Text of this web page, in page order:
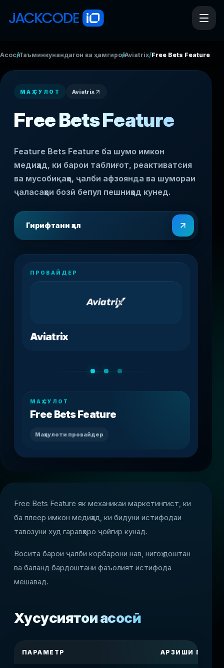
Асосӣ/Таъминкунандагон ва ҳамгироӣ/Aviatrix/Free Bets Feature
МАҲСУЛОТ Aviatrix
Free Bets Feature
Feature Bets Feature ба шумо имкон
медиҳад, ки барои таблиғот, реактиватсия
ва мусобиқаҳо, ҷалби афзоянда ва шумораи
ҷаласаҳои бозӣ бепул пешниҳод кунед.
Гирифтани ҳал
ПРОВАЙДЕР
Aviatrix
МАҲСУЛОТ
Free Bets Feature
Маҳсулоти провайдер
Free Bets Feature як механикаи маркетингист, ки
ба плеер имкон медиҳад, ки бидуни истифодаи
тавозуни худ гаравҳоро ҷойгир кунад.
Восита барои ҷалби корбарони нав, нигоҳ доштан
ва баланд бардоштани фаъолият истифода
мешавад.
Хусусиятҳои асосӣ
ПАРАМЕТР АРЗИШИ